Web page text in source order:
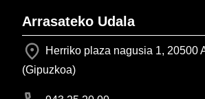
Arrasateko Udala
Herriko plaza nagusia 1, 20500
(Gipuzkoa)